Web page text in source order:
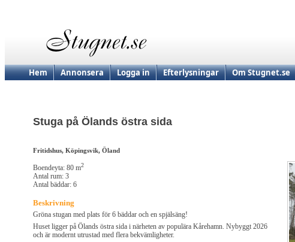
Hem Annonsera Logga in Efterlysningar Om Stugnet.se
Stuga på Ölands östra sida
Fritidshus, Köpingsvik, Öland
Boendeyta: 80 m2
Antal rum: 3
Antal bäddar: 6
Beskrivning
Gröna stugan med plats för 6 bäddar och en spjälsäng!
Huset ligger på Ölands östra sida i närheten av populära Kårehamn. Nybyggt 2026
och är modernt utrustad med flera bekvämligheter.